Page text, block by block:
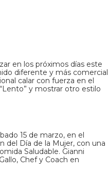
en los próximos días este
diferente y más comercial
calar con fuerza en el
y mostrar otro estilo
15 de marzo, en el
del Día de la Mujer, con una
Saludable. Gianni
Chef y Coach en